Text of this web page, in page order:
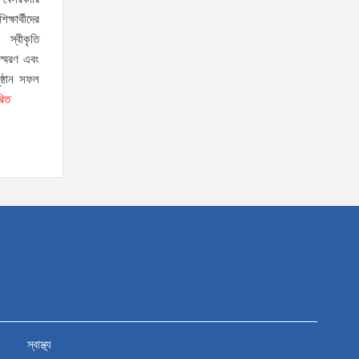
স্বীকৃতি
এবং
সফল
স্বাস্থ্য